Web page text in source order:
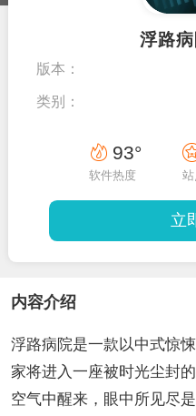
浮路
版本：
类别：
93°
软件热度
立
内容介绍
浮路病院是一款以中式惊
家将进入一座被时光尘封
空气中醒来，眼中所见尽